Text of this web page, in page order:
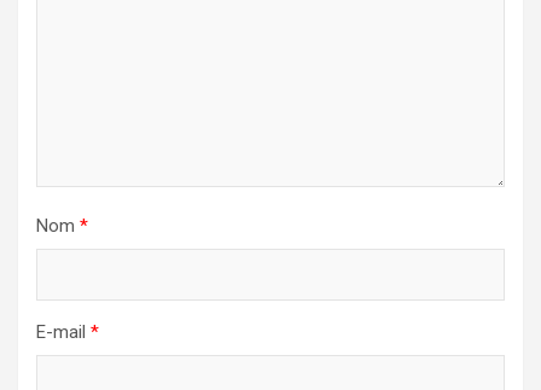
Nom *
E-mail *